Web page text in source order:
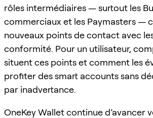
rôles intermédiaires — surtout les
commerciaux et les Paymasters —
nouveaux points de contact avec
conformité. Pour un utilisateur,
situent ces points et comment les
profiter des smart accounts sans
par inadvertance.
OneKey Wallet continue d’avancer